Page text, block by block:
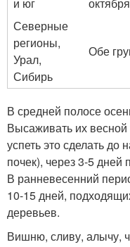
и юг
Северные
регионы,
Урал,
Сибирь
Обе
В средней полосе
Высаживать их
успеть это сделать до
почек), через 3-5 дней
В ранневесенний
10-15 дней,
деревьев.
Вишню, сливу, алычу,